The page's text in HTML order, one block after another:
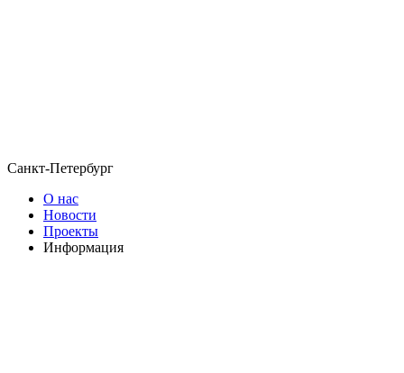
Санкт-Петербург
О нас
Новости
Проекты
Информация